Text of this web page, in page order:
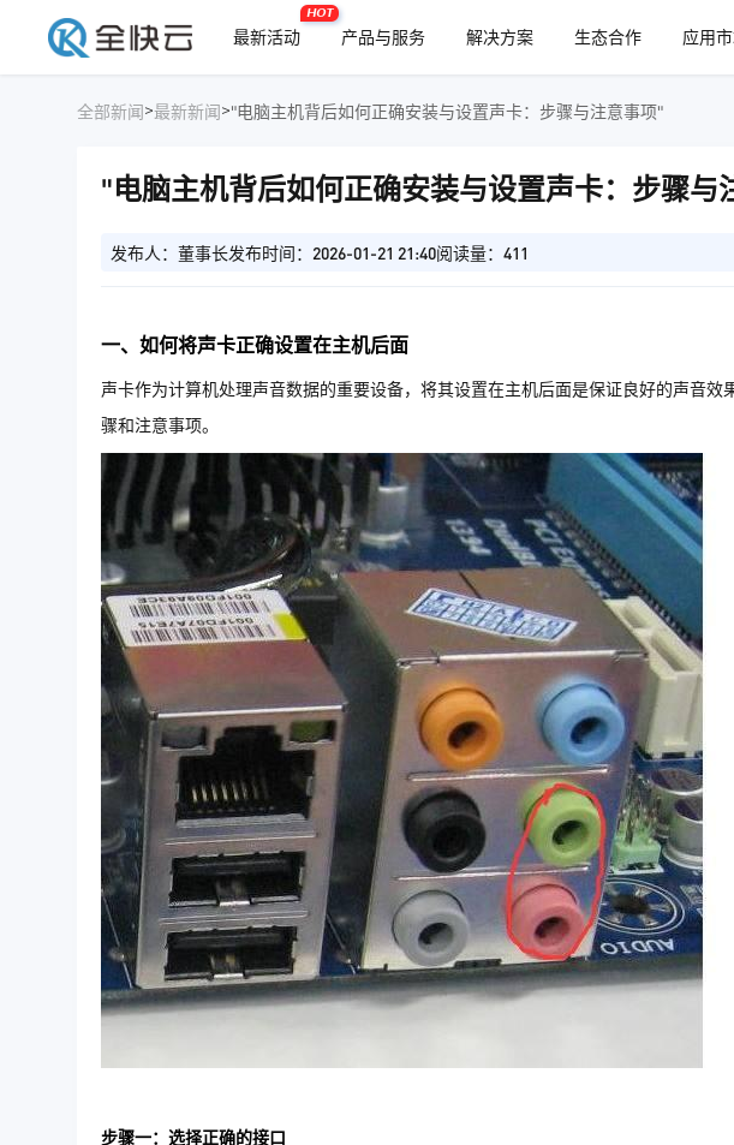
最新活动
HOT
产品与服务 解决方案 生态合作 应用
全部新闻>最新新闻>"电脑主机背后如何正确安装与设置声卡：步骤与注意事项"
"电脑主机背后如何正确安装与设置声卡：步骤与
发布人：董事长发布时间：2026-01-21 21:40阅读量：411
一、如何将声卡正确设置在主机后面
声卡作为计算机处理声音数据的重要设备，将其设置在主机后面是保证良好的声音
骤和注意事项。
步骤一：选择正确的接口